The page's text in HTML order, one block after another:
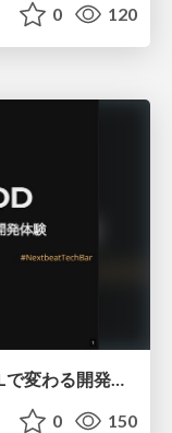
0 120
TDD with RDD: Clojure/LispのREPLで変わる開発体験
0 150